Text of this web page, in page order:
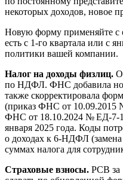
некоторых доходов, новое
Новую форму применяйте с
есть с 1-го квартала или с
политики вашей компании.
Налог на доходы физлиц.
по НДФЛ. ФНС добавила
также скорректировала
(приказ ФНС от 10.09.2015
ФНС от 18.10.2024 № ЕД-7-
января 2025 года. Коды
о доходах к 6-НДФЛ
суммах налога для
Страховые взносы. РСВ за